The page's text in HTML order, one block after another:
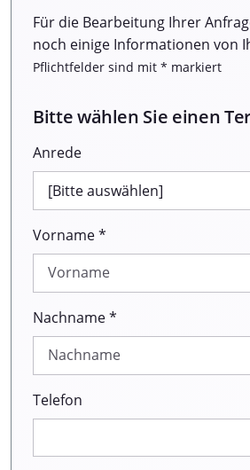
Für die Bearbeitung Ihrer
noch einige Informationen von
Pflichtfelder sind mit * markiert
Bitte wählen Sie einen
Anrede
Vorname *
Nachname *
Telefon